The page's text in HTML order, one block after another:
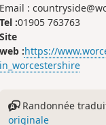
:
:01905 763763
:https://
Randonnée
originale